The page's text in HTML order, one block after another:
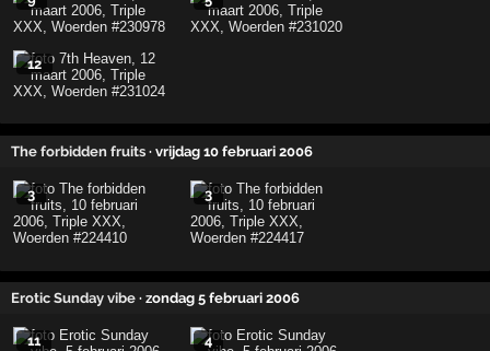
12
The forbidden fruits · vrijdag 10 februari 2006
3 3
Erotic Sunday vibe · zondag 5 februari 2006
11 4